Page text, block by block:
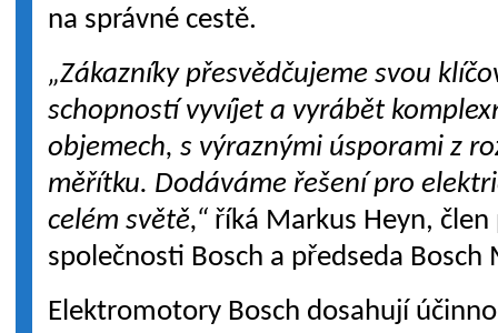
na správné cestě.
„Zákazníky přesvědčujeme svou
schopností vyvíjet a vyrábět
objemech, s výraznými úsporami z
měřítku. Dodáváme řešení pro
celém světě,“ říká Markus Heyn,
společnosti Bosch a předseda Bosch
Elektromotory Bosch dosahují